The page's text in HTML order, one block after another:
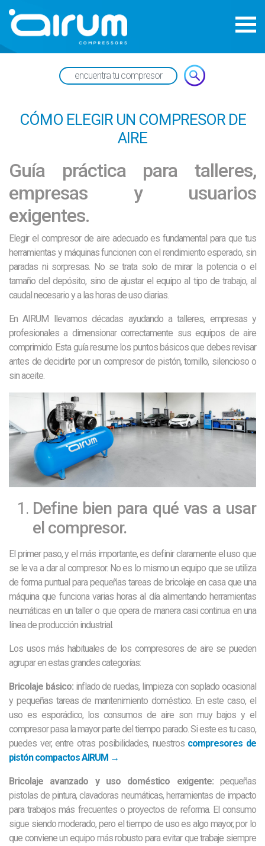
CÓMO ELEGIR UN COMPRESOR DE
AIRE
Guía práctica para talleres,
empresas y usuarios
exigentes.
Elegir el compresor de aire adecuado es fundamental para que tus
herramientas y máquinas funcionen con el rendimiento esperado, sin
paradas ni sorpresas. No se trata solo de mirar la potencia o el
tamaño del depósito, sino de ajustar el equipo al tipo de trabajo, al
caudal necesario y a las horas de uso diarias.
En AIRUM llevamos décadas ayudando a talleres, empresas y
profesionales a dimensionar correctamente sus equipos de aire
comprimido. Esta guía resume los puntos básicos que debes revisar
antes de decidirte por un compresor de pistón, tornillo, silencioso o
sin aceite.
Define bien para qué vas a usar
el compresor.
El primer paso, y el más importante, es definir claramente el uso que
se le va a dar al compresor. No es lo mismo un equipo que se utiliza
de forma puntual para pequeñas tareas de bricolaje en casa que una
máquina que funciona varias horas al día alimentando herramientas
neumáticas en un taller o que opera de manera casi continua en una
línea de producción industrial.
Los usos más habituales de los compresores de aire se pueden
agrupar en estas grandes categorías:
Bricolaje básico:inflado de ruedas, limpieza con soplado ocasional
y pequeñas tareas de mantenimiento doméstico. En este caso, el
uso es esporádico, los consumos de aire son muy bajos y el
compresor pasa la mayor parte del tiempo parado. Si este es tu caso,
puedes ver, entre otras posibilidades, nuestros compresores de
pistón compactos AIRUM →
Bricolaje avanzado y uso doméstico exigente:pequeñas
pistolas de pintura, clavadoras neumáticas, herramientas de impacto
para trabajos más frecuentes o proyectos de reforma. El consumo
sigue siendo moderado, pero el tiempo de uso es algo mayor, por lo
que conviene un equipo más robusto para evitar que trabaje siempre